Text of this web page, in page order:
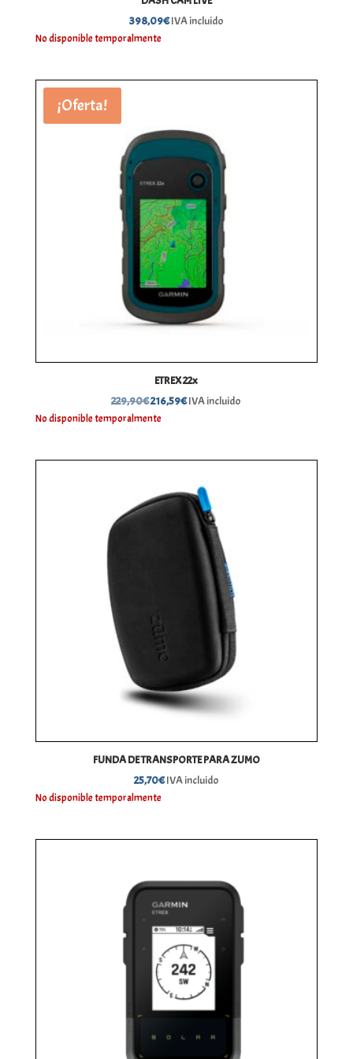
398,09€IVA incluido
No disponible temporalmente
¡Oferta!
ETREX 22x
229,90€El
precio
216,59€ElIVA incluido
No disponible temporalmente
FUNDA DE TRANSPORTE PARA ZUMO
25,70€IVA incluido
No disponible temporalmente